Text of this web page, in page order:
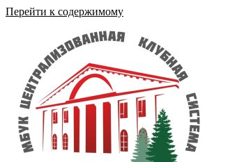
Перейти к содержимому